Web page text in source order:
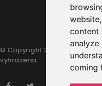
content
coming
© Copyright 2018– 2026 —
vyhrazena